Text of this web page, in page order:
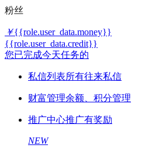
粉丝
￥{{role.user_data.money}}
{{role.user_data.credit}}
您已完成今天任务的
私信列表所有往来私信
财富管理余额、积分管理
推广中心推广有奖励
NEW